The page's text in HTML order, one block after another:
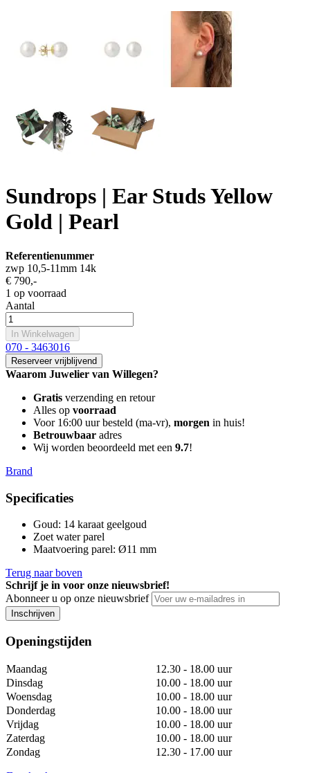
Sundrops | Ear Studs Yellow
Gold | Pearl
Referentienummer
zwp 10,5-11mm 14k
€ 790,-
1 op voorraad
Aantal
In Winkelwagen
070 - 3463016
Reserveer vrijblijvend
Waarom Juwelier van Willegen?
Gratis verzending en retour
Alles op voorraad
Voor 16:00 uur besteld (ma-vr), morgen in huis!
Betrouwbaar adres
Wij worden beoordeeld met een 9.7!
Brand
Specificaties
Goud: 14 karaat geelgoud
Zoet water parel
Maatvoering parel: Ø11 mm
Terug naar boven
Schrijf je in voor onze nieuwsbrief!
Abonneer u op onze nieuwsbrief
Inschrijven
Openingstijden
Maandag
12.30 - 18.00 uur
Dinsdag
10.00 - 18.00 uur
Woensdag
10.00 - 18.00 uur
Donderdag
10.00 - 18.00 uur
Vrijdag
10.00 - 18.00 uur
Zaterdag
10.00 - 18.00 uur
Zondag
12.30 - 17.00 uur